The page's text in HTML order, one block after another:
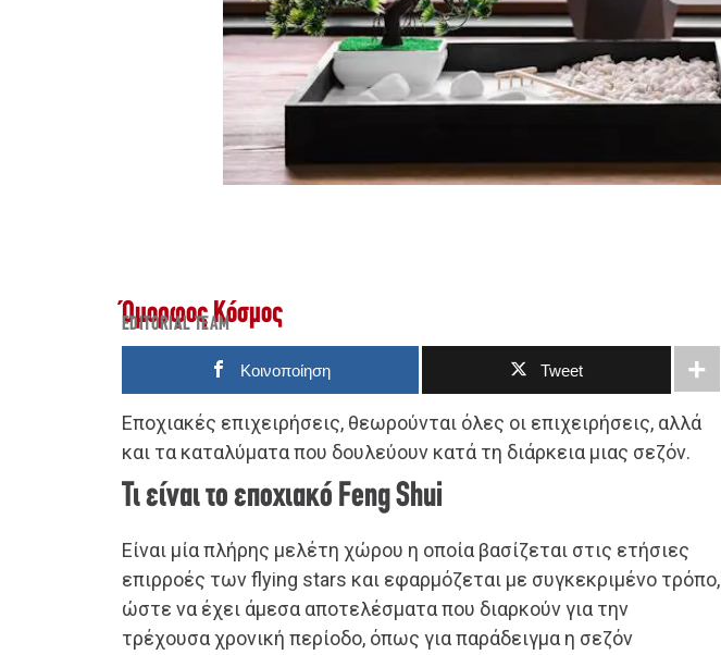
Όμορφος Κόσμος
EDITORIAL TEAM
Κοινοποίηση Tweet
Εποχιακές επιχειρήσεις, θεωρούνται όλες οι επιχειρήσεις, αλλά
και τα καταλύματα που δουλεύουν κατά τη διάρκεια μιας σεζόν.
Τι είναι το εποχιακό Feng Shui
Είναι μία πλήρης μελέτη χώρου η οποία βασίζεται στις ετήσιες
επιρροές των flying stars και εφαρμόζεται με συγκεκριμένο τρόπο,
ώστε να έχει άμεσα αποτελέσματα που διαρκούν για την
τρέχουσα χρονική περίοδο, όπως για παράδειγμα η σεζόν